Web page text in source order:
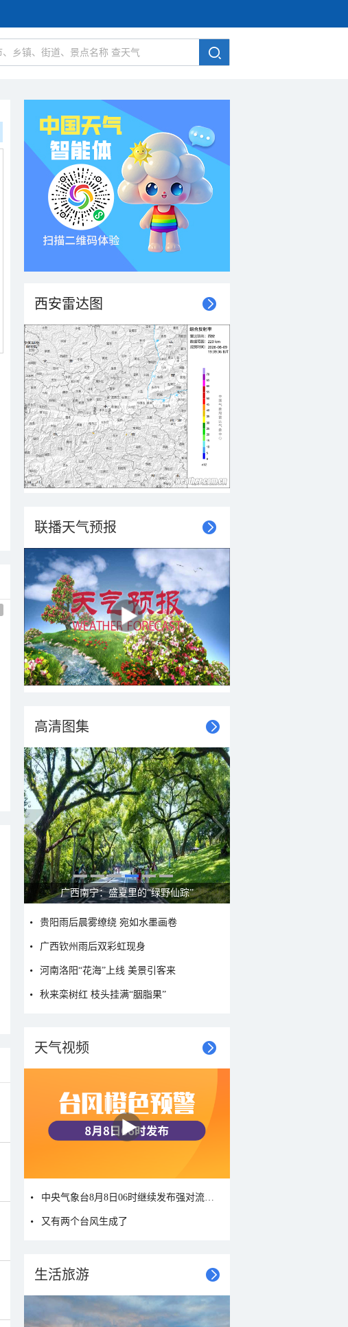
西安雷达图
联播天气预报
高清图集
呼伦贝尔草原 藏着最治愈的蓝天白云
贵阳雨后晨雾缭绕 宛如水墨画卷
广西钦州雨后双彩虹现身
河南洛阳“花海”上线 美景引客来
秋来栾树红 枝头挂满“胭脂果”
天气视频
又有两个台风生成了
生活旅游